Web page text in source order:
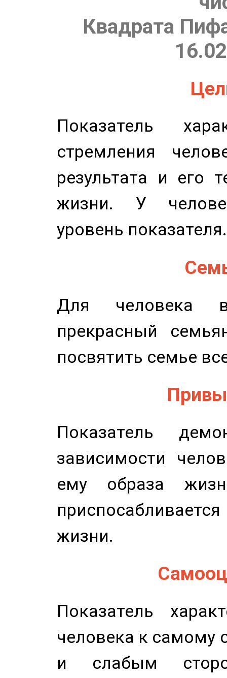
Квадрата
Показатель
стремления
результата и его
жизни. У
уровень показателя.
Для человека
прекрасный
посвятить семье
Показатель
зависимости
ему образа
жизни.
Показатель
человека к самому
и слабым